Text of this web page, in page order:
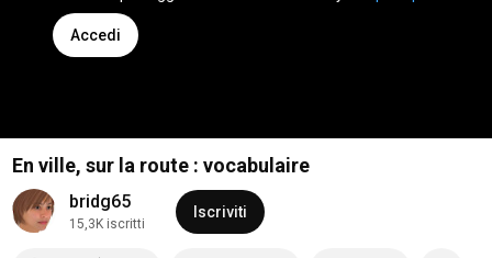
Accedi
En ville, sur la route : vocabulaire
bridg65
15,3K iscritti
Iscriviti